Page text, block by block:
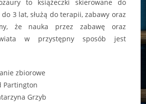
to książeczki skierowane do
3 lat, służą do terapii, zabawy oraz
że nauka przez zabawę oraz
w przystępny sposób jest
zbiorowe
Partington
Grzyb